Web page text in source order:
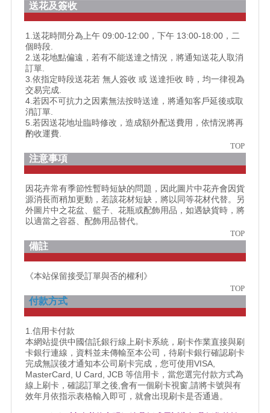
送花及簽收
1.送花時間分為上午 09:00-12:00，下午 13:00-18:00，二
個時段.
2.送花地點偏遠，若有不能送達之情況，將通知送花人取消
訂單.
3.依指定時段送花若 無人簽收 或 送達拒收 時，均一律視為
交易完成.
4.若因不可抗力之因素無法按時送達，將通知客戶延後或取
消訂單.
5.若因送花地址臨時修改，造成額外配送費用，依情況將再
酌收運費.
TOP
注意事項
因花卉常有季節性暫時短缺的問題，因此圖片中花卉會因貨
源消長而稍加更動，若該花材短缺，將以同等花材代替。另
外圖片中之花盆、籃子、花瓶或配飾用品，如遇缺貨時，將
以適當之容器、配飾用品替代。
TOP
備註
《本站保留接受訂單與否的權利》
TOP
付款方式
1.信用卡付款
本網站提供中國信託銀行線上刷卡系統，刷卡作業直接與刷
卡銀行連線，資料並未傳輸至本公司，待刷卡銀行確認刷卡
完成無誤後才通知本公司刷卡完成，您可使用VISA,
MasterCard, U Card, JCB 等信用卡，當您選完付款方式為
線上刷卡，確認訂單之後,會有一個刷卡視窗,請將卡號與有
效年月依指示表格輸入即可，就會出現刷卡是否通過。